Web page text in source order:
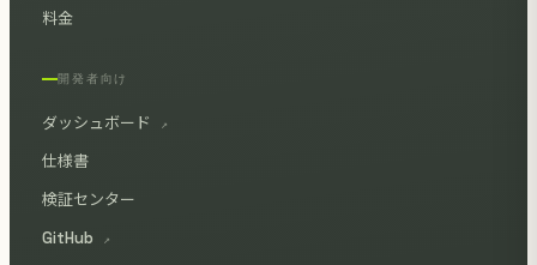
料金
開発者向け
ダッシュボード ↗
仕様書
検証センター
GitHub
↗